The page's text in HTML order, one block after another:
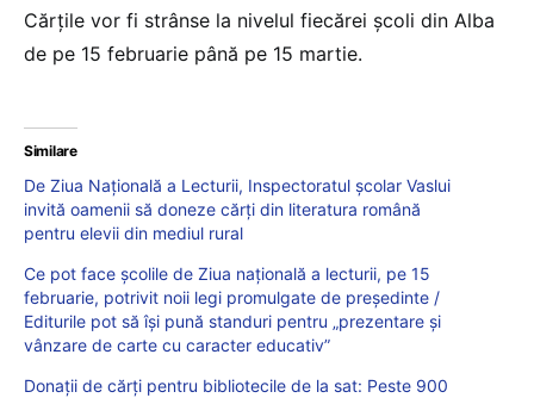
Cărțile vor fi strânse la nivelul fiecărei şcoli din Alba
de pe 15 februarie până pe 15 martie.
Similare
De Ziua Națională a Lecturii, Inspectoratul școlar Vaslui
invită oamenii să doneze cărți din literatura română
pentru elevii din mediul rural
Ce pot face școlile de Ziua națională a lecturii, pe 15
februarie, potrivit noii legi promulgate de președinte /
Editurile pot să își pună standuri pentru „prezentare și
vânzare de carte cu caracter educativ”
Donații de cărți pentru bibliotecile de la sat: Peste 900